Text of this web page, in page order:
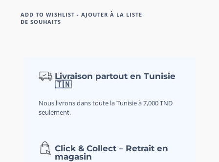
ADD TO WISHLIST - AJOUTER À LA LISTE
DE SOUHAITS
Livraison partout en Tunisie
🇹🇳
Nous livrons dans toute la Tunisie à 7,000 TND
seulement.
Click & Collect – Retrait en
magasin